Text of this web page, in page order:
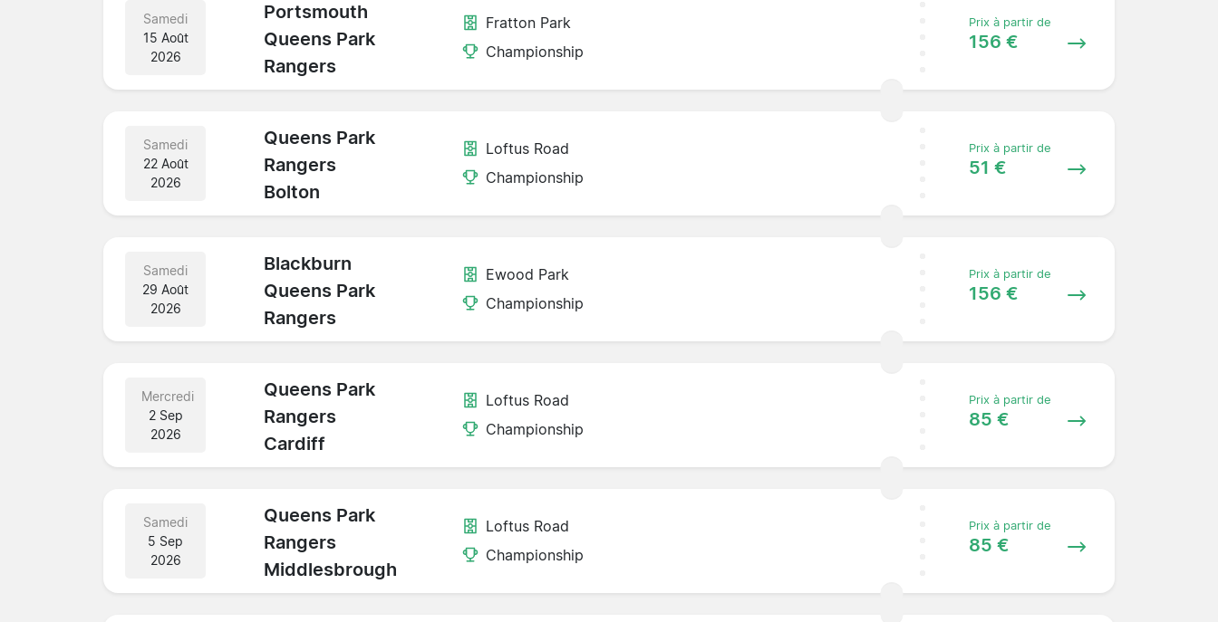
Samedi
15 Août
2026
Portsmouth
Queens Park
Rangers
Fratton Park
Championship
Prix à partir de
156 €
Samedi
22 Août
2026
Queens Park
Rangers
Bolton
Loftus Road
Championship
Prix à partir de
51 €
Samedi
29 Août
2026
Blackburn
Queens Park
Rangers
Ewood Park
Championship
Prix à partir de
156 €
Mercredi
2 Sep
2026
Queens Park
Rangers
Cardiff
Loftus Road
Championship
Prix à partir de
85 €
Samedi
5 Sep
2026
Queens Park
Rangers
Middlesbrough
Loftus Road
Championship
Prix à partir de
85 €